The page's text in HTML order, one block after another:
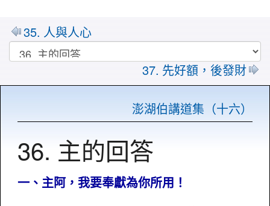
35. 人與人心
37. 先好額，後發財
澎湖伯講道集（十六）
36. 主的回答
一、主阿，我要奉獻為你所用！